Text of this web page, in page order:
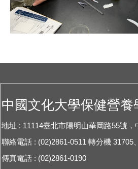
中國文化大學保健營養
地址 : 11114臺北市陽明山華岡路55號
聯絡電話 : (02)2861-0511 轉分機 31705
傳真電話 : (02)2861-0190